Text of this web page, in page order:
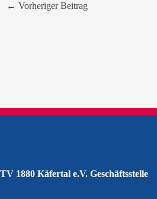
← Vorheriger Beitrag
TV 1880 Käfertal e.V. Geschäftsstelle